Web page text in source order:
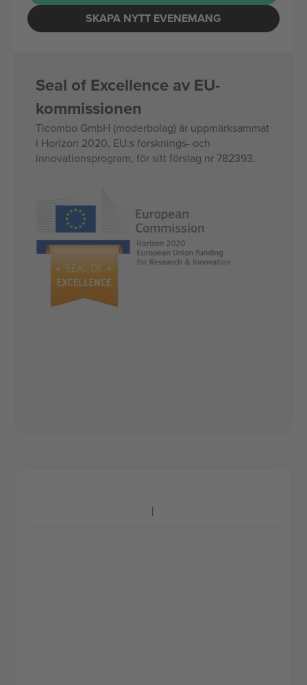
SKAPA NYTT EVENEMANG
Seal of Excellence av EU-
kommissionen
Ticombo GmbH (moderbolag) är uppmärksammat
i Horizon 2020, EU:s forsknings- och
innovationsprogram, för sitt förslag nr 782393.